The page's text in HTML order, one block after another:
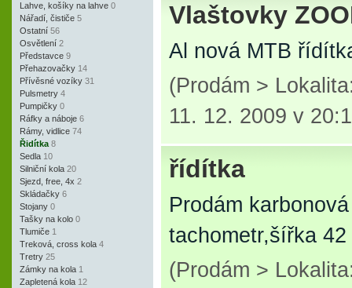
Lahve, košíky na lahve 0
Nářadí, čističe 5
Ostatní 56
Osvětlení 2
Představce 9
Přehazovačky 14
Přívěsné vozíky 31
Pulsmetry 4
Pumpičky 0
Ráfky a náboje 6
Rámy, vidlice 74
Řidítka 8
Sedla 10
Silniční kola 20
Sjezd, free, 4x 2
Skládačky 6
Stojany 0
Tašky na kolo 0
Tlumiče 1
Treková, cross kola 4
Tretry 25
Zámky na kola 1
Zapletená kola 12
Vlaštovky
Al nová MTB
(Prodám >
11. 12. 2009 v
řídítka
Prodám
tachometr,šířka
(Prodám >